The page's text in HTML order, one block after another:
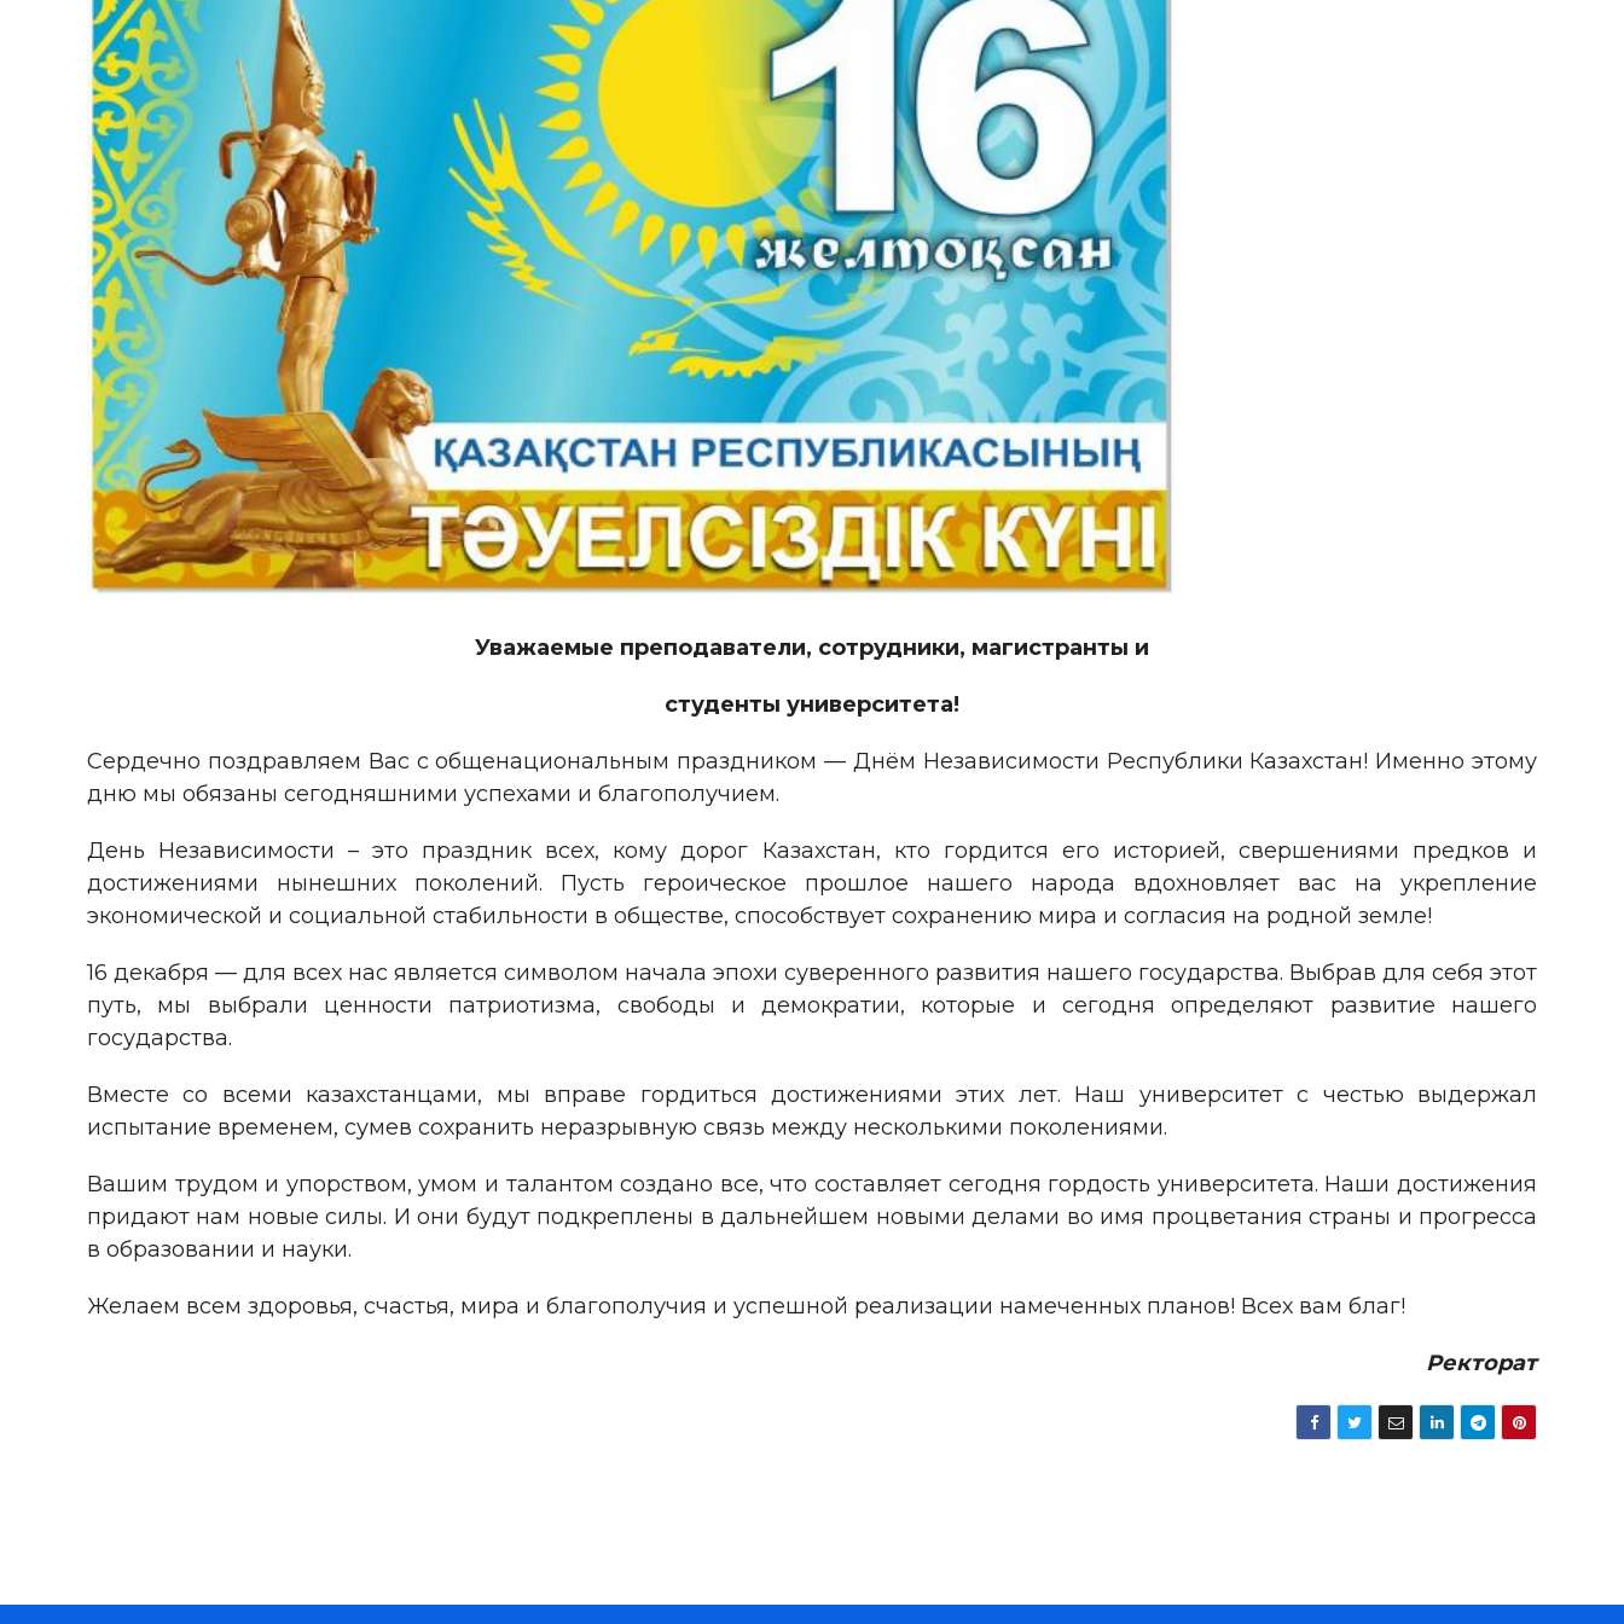
Уважаемые преподаватели, сотрудники, магистранты и
студенты университета!
Сердечно поздравляем Вас с общенациональным праздником — Днём Независимости Республики Казахстан! Именно этому
дню мы обязаны сегодняшними успехами и благополучием.
День Независимости – это праздник всех, кому дорог Казахстан, кто гордится его историей, свершениями предков и
достижениями нынешних поколений. Пусть героическое прошлое нашего народа вдохновляет вас на укрепление
экономической и социальной стабильности в обществе, способствует сохранению мира и согласия на родной земле!
16 декабря — для всех нас является символом начала эпохи суверенного развития нашего государства. Выбрав для себя этот
путь, мы выбрали ценности патриотизма, свободы и демократии, которые и сегодня определяют развитие нашего
государства.
Вместе со всеми казахстанцами, мы вправе гордиться достижениями этих лет. Наш университет с честью выдержал
испытание временем, сумев сохранить неразрывную связь между несколькими поколениями.
Вашим трудом и упорством, умом и талантом создано все, что составляет сегодня гордость университета. Наши достижения
придают нам новые силы. И они будут подкреплены в дальнейшем новыми делами во имя процветания страны и прогресса
в образовании и науки.
Желаем всем здоровья, счастья, мира и благополучия и успешной реализации намеченных планов! Всех вам благ!
Ректорат